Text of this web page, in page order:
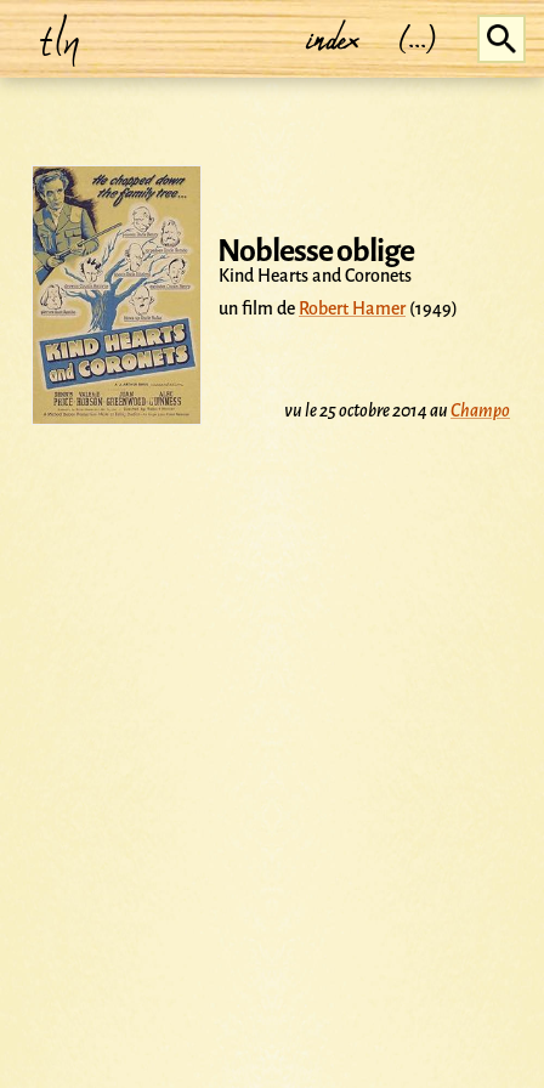
tln index (...)
Noblesse oblige
Kind Hearts and Coronets
un film de Robert Hamer(1949)
vu le 25 octobre 2014 auChampo